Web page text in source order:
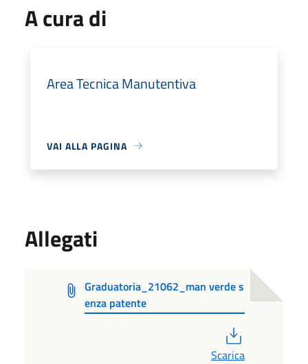
A cura di
Area Tecnica Manutentiva
VAI ALLA PAGINA
Allegati
Graduatoria_21062_man verde s
enza patente
Scarica